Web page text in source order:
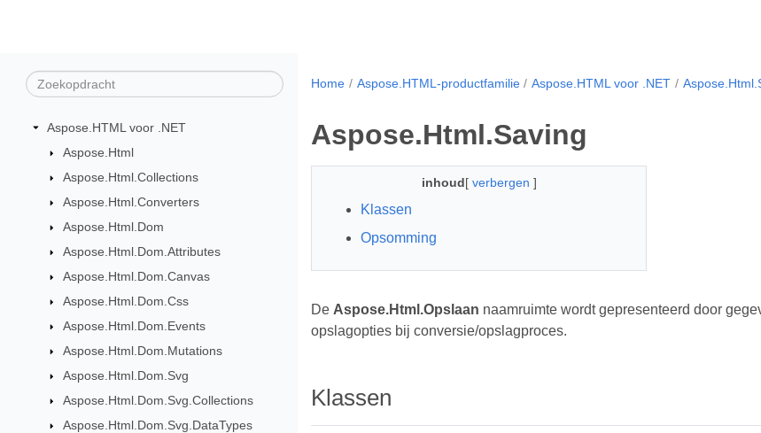
Aspose.HTML voor .NET
Aspose.Html
Aspose.Html.Collections
Aspose.Html.Converters
Aspose.Html.Dom
Aspose.Html.Dom.Attributes
Aspose.Html.Dom.Canvas
Aspose.Html.Dom.Css
Aspose.Html.Dom.Events
Aspose.Html.Dom.Mutations
Aspose.Html.Dom.Svg
Aspose.Html.Dom.Svg.Collections
Aspose.Html.Dom.Svg.DataTypes
Home Aspose.HTML-productfamilie Aspose.HTML voor .NET
Aspose.Html.Saving
inhoud[ verbergen ]
Klassen
Opsomming
De Aspose.Html.Opslaan naamruimte wordt gepresenteerd door
opslagopties bij conversie/opslagproces.
Klassen